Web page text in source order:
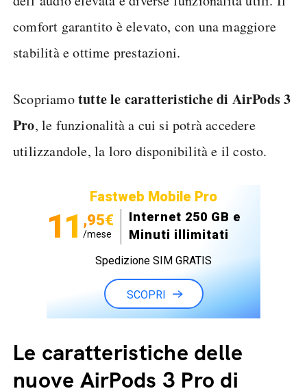
comfort garantito è elevato, con una maggiore
stabilità e ottime prestazioni.
Scopriamotutte le caratteristiche di AirPods 3
Pro, le funzionalità a cui si potrà accedere
utilizzandole, la loro disponibilità e il costo.
Fastweb Mobile Pro
11 ,95€
/mese
Internet 250 GB e
Minuti illimitati
Spedizione SIM GRATIS
SCOPRI
Le caratteristiche delle
nuove AirPods 3 Pro di